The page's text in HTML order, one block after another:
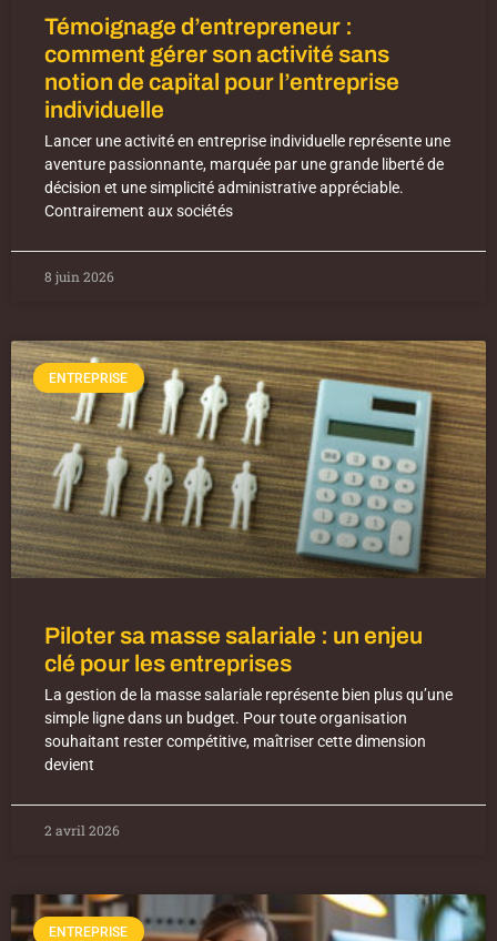
Témoignage d’entrepreneur :
comment gérer son activité sans
notion de capital pour l’entreprise
individuelle
Lancer une activité en entreprise individuelle représente une
aventure passionnante, marquée par une grande liberté de
décision et une simplicité administrative appréciable.
Contrairement aux sociétés
8 juin 2026
ENTREPRISE
Piloter sa masse salariale : un enjeu
clé pour les entreprises
La gestion de la masse salariale représente bien plus qu’une
simple ligne dans un budget. Pour toute organisation
souhaitant rester compétitive, maîtriser cette dimension
devient
2 avril 2026
ENTREPRISE